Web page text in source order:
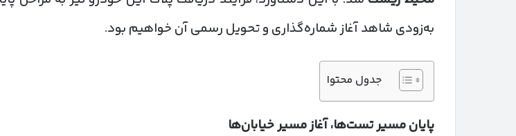
به‌زودی شاهد آغاز شماره‌گذاری و تحویل رسمی آن خواهیم بود.
جدول محتوا
پایان مسیر تست‌ها، آغاز مسیر خیابان‌ها